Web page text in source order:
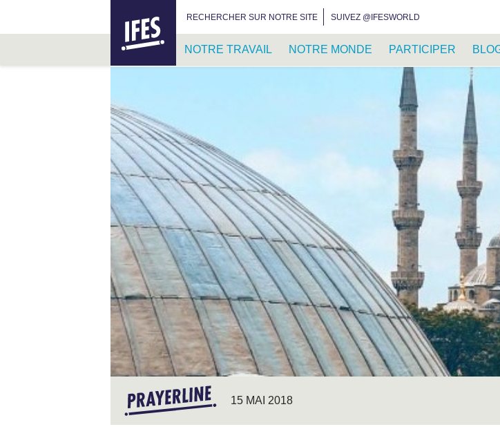
RECHERCHER SUR NOTRE SITE SUIVEZ @IFESWORLD
INTERNATIONAL
FELLOWSHIP
OF
EVANGELICAL
NOTRE TRAVAIL NOTRE MONDE PARTICIPER
15 MAI 2018